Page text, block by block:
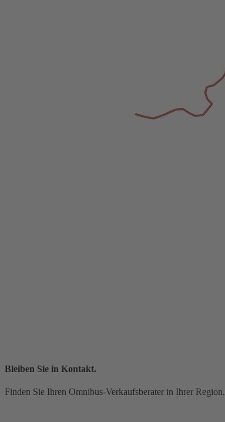
Bleiben Sie in Kontakt.
Finden Sie Ihren Omnibus-Verkaufsberater in Ihrer Region.